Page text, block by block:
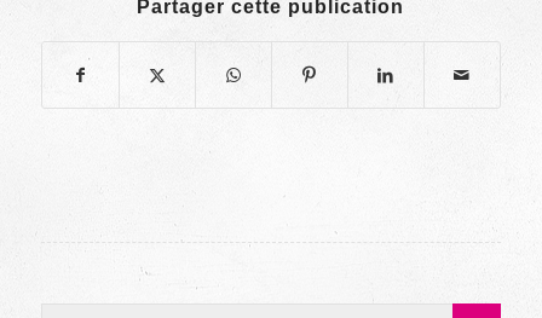
Partager cette publication